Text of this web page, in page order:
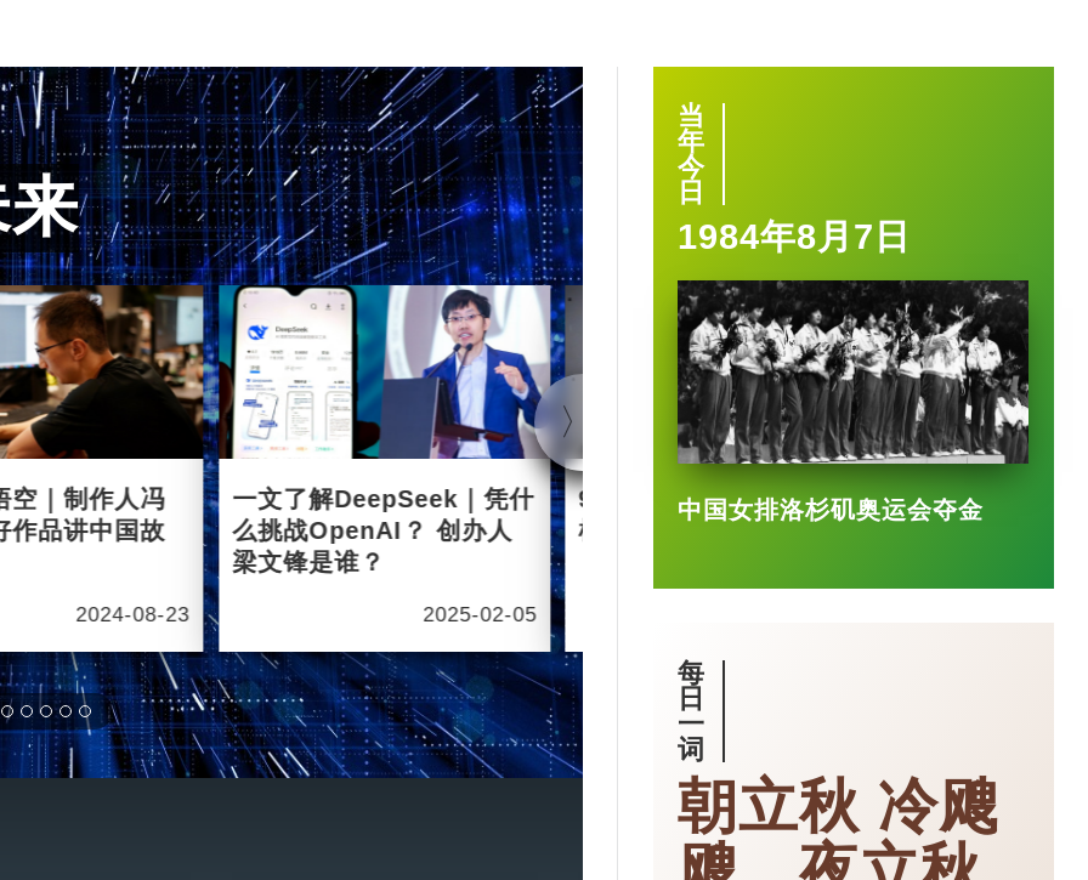
空｜制作人冯
作品讲中国故
2024-08-23
一文了解DeepSeek｜凭什
么挑战OpenAI？ 创办人
梁文锋是谁？
2025-02-05
90后王兴兴 “英语学渣”是
机械人天才
1:40
智慧城市｜杭
大脑” 有何神
当
年
今
日
1984年8月7日
中国女排洛杉矶奥运会夺金
每
日
一
词
朝立秋 冷飕